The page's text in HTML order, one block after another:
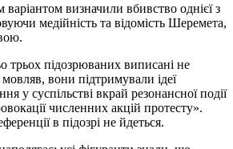
визначили вбивство однієї з
медійність та відомість Шеремета,
трьох підозрюваних виписані не
вони підтримували ідеї
у суспільстві вкрай резонансної події
численних акцій протесту».
в підозрі не йдеться.